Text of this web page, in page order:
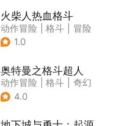
火柴人热血格斗
动作冒险 格斗
冒险
| 火柴人
1.0
奥特曼之格斗超人
动作冒险 格斗
奇幻
| 奥特曼
4.0